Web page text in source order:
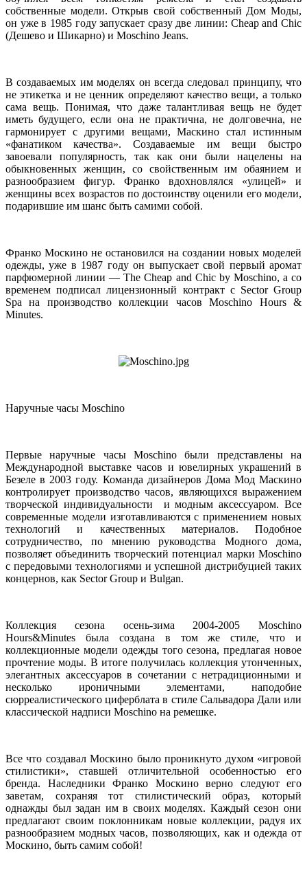
собственные модели. Открыв свой собственный Дом Моды,
он уже в 1985 году запускает сразу две линии: Cheap and Chic
(Дешево и Шикарно) и Moschino Jeans.
В создаваемых им моделях он всегда следовал принципу, что
не этикетка и не ценник определяют качество вещи, а только
сама вещь. Понимая, что даже талантливая вещь не будет
иметь будущего, если она не практична, не долговечна, не
гармонирует с другими вещами, Маскино стал истинным
«фанатиком качества». Создаваемые им вещи быстро
завоевали популярность, так как они были нацелены на
обыкновенных женщин, со свойственным им обаянием и
разнообразием фигур. Франко вдохновлялся «улицей» и
женщины всех возрастов по достоинству оценили его модели,
подарившие им шанс быть самими собой.
Франко Москино не остановился на создании новых моделей
одежды, уже в 1987 году он выпускает свой первый аромат
парфюмерной линии — The Cheap and Chic by Moschino, а со
временем подписал лицензионный контракт с Sector Group
Spa на производство коллекции часов Moschino Hours &
Minutes.
Наручные часы Moschino
Первые наручные часы Moschino были представлены на
Международной выставке часов и ювелирных украшений в
Безеле в 2003 году. Команда дизайнеров Дома Мод Маскино
контролирует производство часов, являющихся выражением
творческой индивидуальности и модным аксессуаром. Все
современные модели изготавливаются с применением новых
технологий и качественных материалов. Подобное
сотрудничество, по мнению руководства Модного дома,
позволяет объединить творческий потенциал марки Moschino
с передовыми технологиями и успешной дистрибуцией таких
концернов, как Sector Group и Bulgan.
Коллекция сезона осень-зима 2004-2005 Moschino
Hours&Minutes была создана в том же стиле, что и
коллекционные модели одежды того сезона, предлагая новое
прочтение моды. В итоге получилась коллекция утонченных,
элегантных аксессуаров в сочетании с нетрадиционными и
несколько ироничными элементами, наподобие
сюрреалистического циферблата в стиле Сальвадора Дали или
классической надписи Moschino на ремешке.
Все что создавал Москино было проникнуто духом «игровой
стилистики», ставшей отличительной особенностью его
бренда. Наследники Франко Москино верно следуют его
заветам, сохраняя тот стилистический образ, который
однажды был задан им в своих моделях. Каждый сезон они
предлагают своим поклонникам новые коллекции, радуя их
разнообразием модных часов, позволяющих, как и одежда от
Москино, быть самим собой!